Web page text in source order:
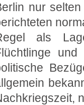
nur
als